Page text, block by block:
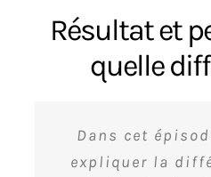
Résultat et
quelle
Dans cet
expliquer la